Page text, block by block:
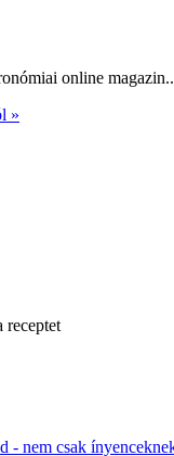
online magazin..
»
receptet